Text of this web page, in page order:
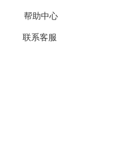
帮助中心
联系客服